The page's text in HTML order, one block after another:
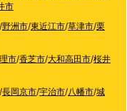
市
/野洲市/東近江市/草津市/栗
市/香芝市/大和高田市/桜井
/長岡京市/宇治市/八幡市/城